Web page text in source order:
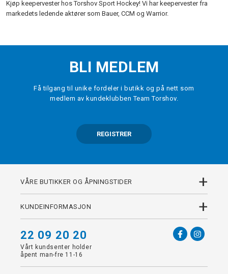
Kjøp keepervester hos Torshov Sport Hockey! Vi har keepervester fra
markedets ledende aktører som Bauer, CCM og Warrior.
BLI MEDLEM
Få tilgang til unike fordeler i butikk og på nett som
medlem av kundeklubben Team Torshov.
REGISTRER
VÅRE BUTIKKER OG ÅPNINGSTIDER +
KUNDEINFORMASJON +
22 09 20 20
Vårt kundsenter holder
åpent man-fre 11-16